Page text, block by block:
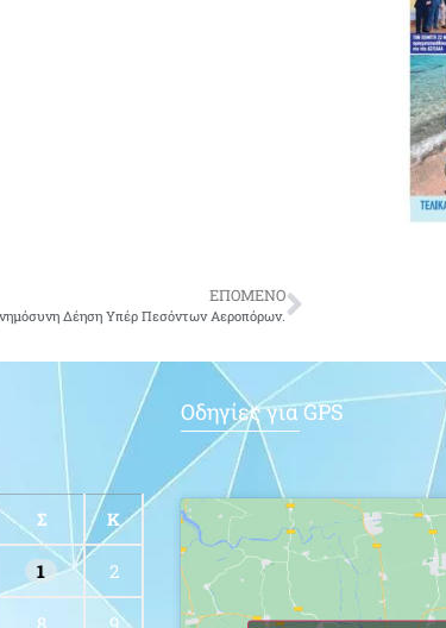
ΕΠΟΜΕΝΟ
Δέηση Υπέρ Πεσόντων Αεροπόρων.
Σ Κ
1 2
8 9
Οδηγίες για GPS